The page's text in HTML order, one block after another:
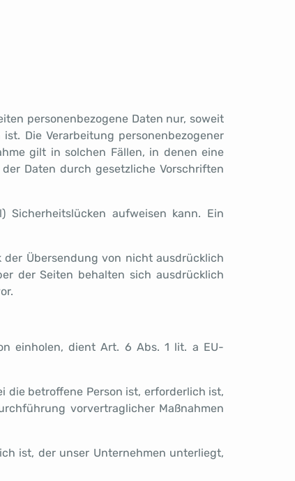
personenbezogene Daten nur, soweit
Die Verarbeitung personenbezogener
gilt in solchen Fällen, in denen eine
Daten durch gesetzliche Vorschriften
aufweisen kann. Ein
Übersendung von nicht ausdrücklich
der Seiten behalten sich ausdrücklich
einholen, dient Art. 6 Abs. 1 lit. a EU-
die betroffene Person ist, erforderlich ist,
vorvertraglicher Maßnahmen
ist, der unser Unternehmen unterliegt,